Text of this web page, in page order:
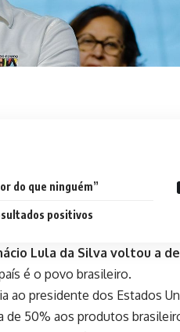
do que ninguém”
positivos
Lula da Silva voltou a
é o povo brasileiro.
ao presidente dos Estados
de 50% aos produtos